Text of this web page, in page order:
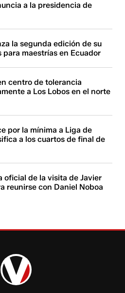
a la presidencia de
la segunda edición de su
para maestrías en Ecuador
centro de tolerancia
a Los Lobos en el norte
por la mínima a Liga de
a los cuartos de final de
oficial de la visita de Javier
reunirse con Daniel Noboa